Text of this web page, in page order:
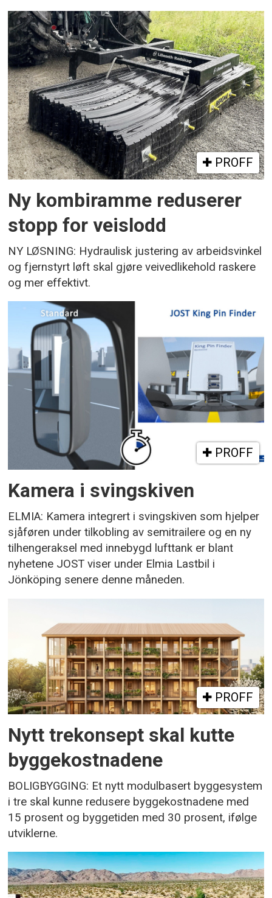
PROFF
Ny kombiramme reduserer
stopp for veislodd
NY LØSNING: Hydraulisk justering av arbeidsvinkel
og fjernstyrt løft skal gjøre veivedlikehold raskere
og mer effektivt.
PROFF
Kamera i svingskiven
ELMIA: Kamera integrert i svingskiven som hjelper
sjåføren under tilkobling av semitrailere og en ny
tilhengeraksel med innebygd lufttank er blant
nyhetene JOST viser under Elmia Lastbil i
Jönköping senere denne måneden.
PROFF
Nytt trekonsept skal kutte
byggekostnadene
BOLIGBYGGING: Et nytt modulbasert byggesystem
i tre skal kunne redusere byggekostnadene med
15 prosent og byggetiden med 30 prosent, ifølge
utviklerne.